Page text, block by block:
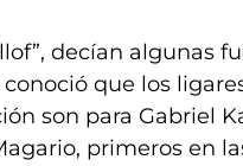
decían algunas
que los
son para Gabriel
primeros en